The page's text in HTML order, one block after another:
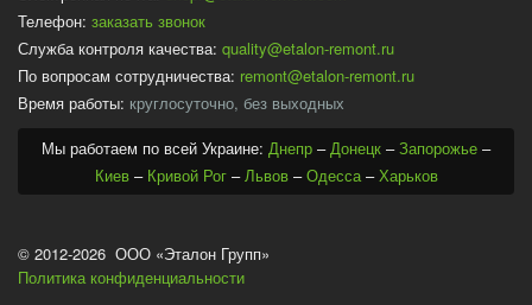
Телефон: заказать звонок
Служба контроля качества: quality@etalon-remont.ru
По вопросам сотрудничества: remont@etalon-remont.ru
Время работы: круглосуточно, без выходных
Мы работаем по всей Украине: Днепр –Донецк –Запорожье –
Киев– Кривой Рог–Львов–Одесса–Харьков
© 2012-2026 ООО «Эталон Групп»
Политика конфиденциальности